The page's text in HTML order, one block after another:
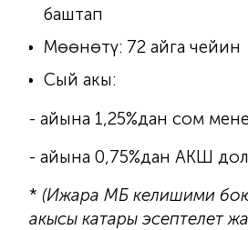
баштап
Мөөнөтү: 72 айга чейин
Сый акы:
- айына 1,25%дан сом
- айына 0,75%дан АКШ
* (Ижара МБ келишими
акысы катары эсептелет